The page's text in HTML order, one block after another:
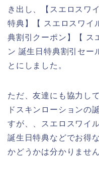
き出し、【スエロスワ
特典】【 スエロスワイ
典割引クーポン】【 ス
ン 誕生日特典割引セー
とにしました。
ただ、友達にも協力し
ドスキンローションの
すが、、スエロスワイ
誕生日特典などでお得
かどうかは分かりませ